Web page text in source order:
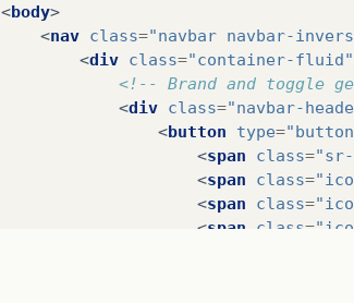
<body>
<nav class="navbar navbar-
<div class="container-fluid"
<!-- Brand and toggle
<div class="navbar-
<button type=
<span class=
<span class=
<span class=
<span class=